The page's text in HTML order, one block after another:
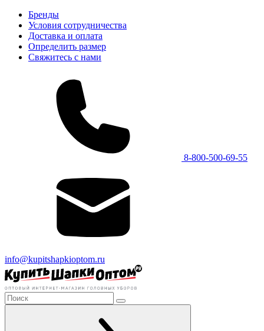
Бренды
Условия сотрудничества
Доставка и оплата
Определить размер
Свяжитесь с нами
8-800-500-69-55
info@kupitshapkioptom.ru